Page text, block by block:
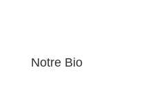
Notre Bio